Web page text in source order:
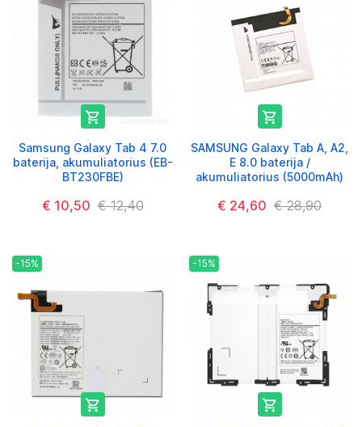

Samsung Galaxy Tab 4 7.0
baterija, akumuliatorius (EB-
BT230FBE)
€ 10,50 € 12,40

SAMSUNG Galaxy Tab A, A2,
E 8.0 baterija /
akumuliatorius (5000mAh)
€ 24,60 € 28,90
-15%

-15%
